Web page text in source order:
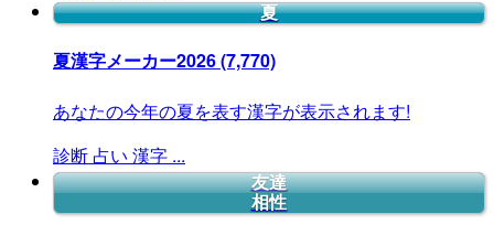
夏
夏漢字メーカー2026(7,770)
あなたの今年の夏を表す漢字が表示されます!
診断 占い 漢字 ...
友達
相性